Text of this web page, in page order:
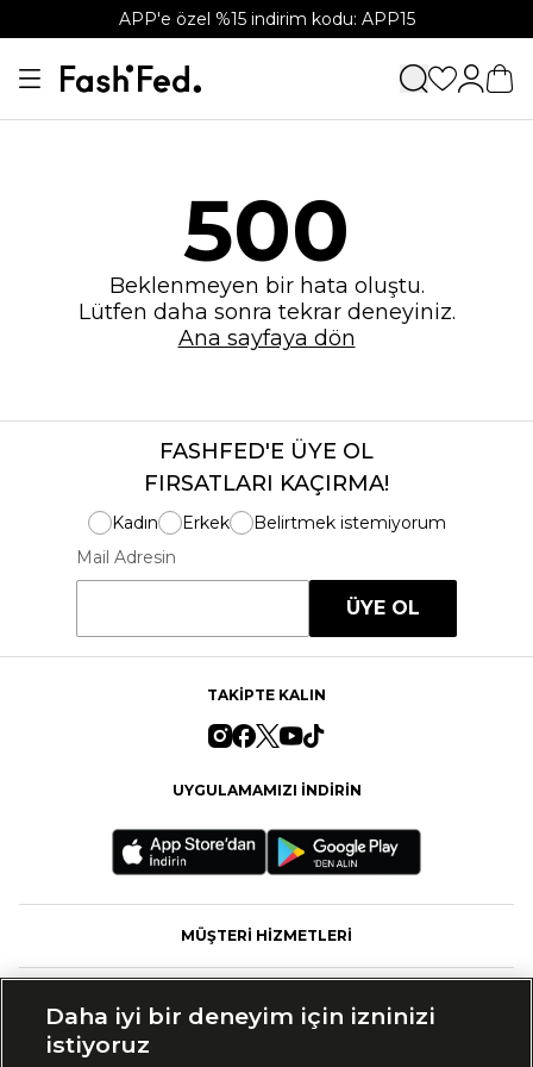
APP'e özel %15 indirim kodu: APP15
500
Beklenmeyen bir hata oluştu.
Lütfen daha sonra tekrar deneyiniz.
Ana sayfaya dön
FASHFED'E ÜYE OL
FIRSATLARI KAÇIRMA!
Kadın Erkek
Belirtmek istemiyorum
Mail Adresin
ÜYE OL
TAKİPTE KALIN
UYGULAMAMIZI İNDİRİN
MÜŞTERİ HİZMETLERİ
Daha iyi bir deneyim için izninizi
istiyoruz